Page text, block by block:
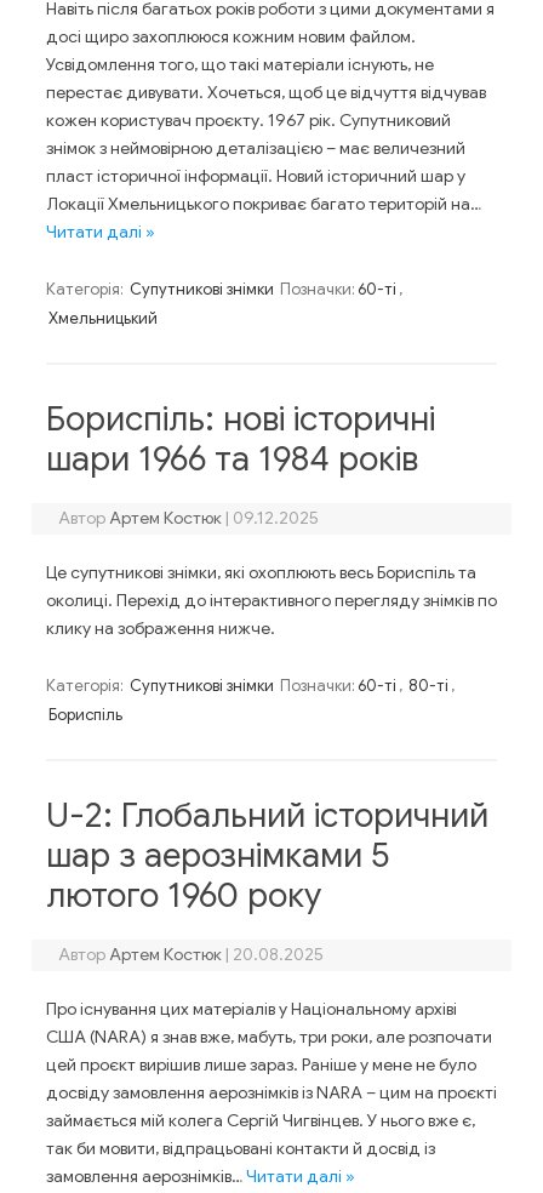
Навіть після багатьох років роботи з цими документами я
досі щиро захоплююся кожним новим файлом.
Усвідомлення того, що такі матеріали існують, не
перестає дивувати. Хочеться, щоб це відчуття відчував
кожен користувач проєкту. 1967 рік. Супутниковий
знімок з неймовірною деталізацією – має величезний
пласт історичної інформації. Новий історичний шар у
Локації Хмельницького покриває багато територій на…
Читати далі »
Категорія: Супутникові знімки Позначки: 60-ті ,
Хмельницький
Бориспіль: нові історичні
шари 1966 та 1984 років
Автор Артем Костюк | 09.12.2025
Це супутникові знімки, які охоплюють весь Бориспіль та
околиці. Перехід до інтерактивного перегляду знімків по
клику на зображення нижче.
Категорія: Супутникові знімки Позначки: 60-ті , 80-ті ,
Бориспіль
U-2: Глобальний історичний
шар з аерознімками 5
лютого 1960 року
Автор Артем Костюк | 20.08.2025
Про існування цих матеріалів у Національному архіві
США (NARA) я знав вже, мабуть, три роки, але розпочати
цей проєкт вирішив лише зараз. Раніше у мене не було
досвіду замовлення аерознімків із NARA – цим на проєкті
займається мій колега Сергій Чигвінцев. У нього вже є,
так би мовити, відпрацьовані контакти й досвід із
замовлення аерознімків…Читати далі »